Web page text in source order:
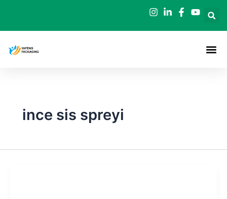
ince sis spreyi